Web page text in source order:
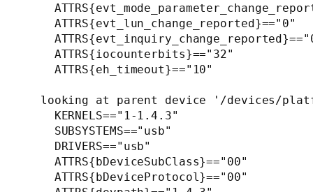
    ATTRS{evt_lun_change_reported}=="0"
    ATTRS{iocounterbits}=="32"
    ATTRS{eh_timeout}=="10"
looking at parent device '/devices/
    KERNELS=="1-1.4.3"
    SUBSYSTEMS=="usb"
    DRIVERS=="usb"
    ATTRS{bDeviceSubClass}=="00"
    ATTRS{bDeviceProtocol}=="00"